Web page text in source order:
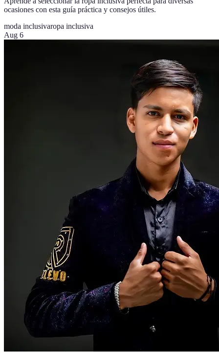
ocasiones con esta guía práctica y consejos útiles.
moda inclusivaropa inclusiva
Aug 6